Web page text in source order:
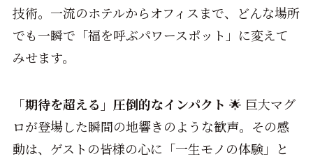
技術。一流のホテルからオフィスまで、どんな場所
でも一瞬で「福を呼ぶパワースポット」に変えて
みせます。
「期待を超える」圧倒的なインパクト 🌟 巨大マグ
ロが登場した瞬間の地響きのような歓声。その感
動は、ゲストの皆様の心に「一生モノの体験」と